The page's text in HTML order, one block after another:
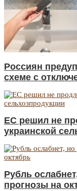
Россиян
схеме с
ЕС решил не
украинской
Рубль
прогнозы на